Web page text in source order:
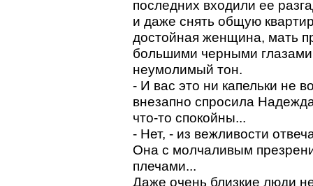
последних входили ее
и даже снять общую
достойная женщина, мать
большими черными
неумолимый тон.
- И вас это ни капельки не
внезапно спросила
что-то спокойны...
- Нет, - из вежливости
Она с молчаливым
плечами...
Даже очень близкие люди